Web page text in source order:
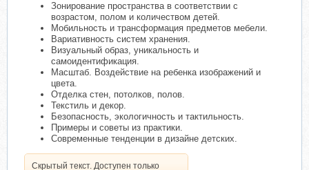
Зонирование пространства в соответствии с
возрастом, полом и количеством детей.
Мобильность и трансформация предметов мебели.
Вариативность систем хранения.
Визуальный образ, уникальность и
самоидентификация.
Масштаб. Воздействие на ребенка изображений и
цвета.
Отделка стен, потолков, полов.
Текстиль и декор.
Безопасность, экологичность и тактильность.
Примеры и советы из практики.
Современные тенденции в дизайне детских.
Скрытый текст. Доступен только